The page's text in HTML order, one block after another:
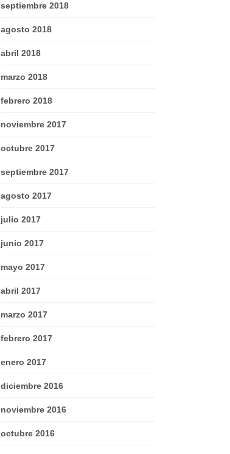
septiembre 2018
agosto 2018
abril 2018
marzo 2018
febrero 2018
noviembre 2017
octubre 2017
septiembre 2017
agosto 2017
julio 2017
junio 2017
mayo 2017
abril 2017
marzo 2017
febrero 2017
enero 2017
diciembre 2016
noviembre 2016
octubre 2016